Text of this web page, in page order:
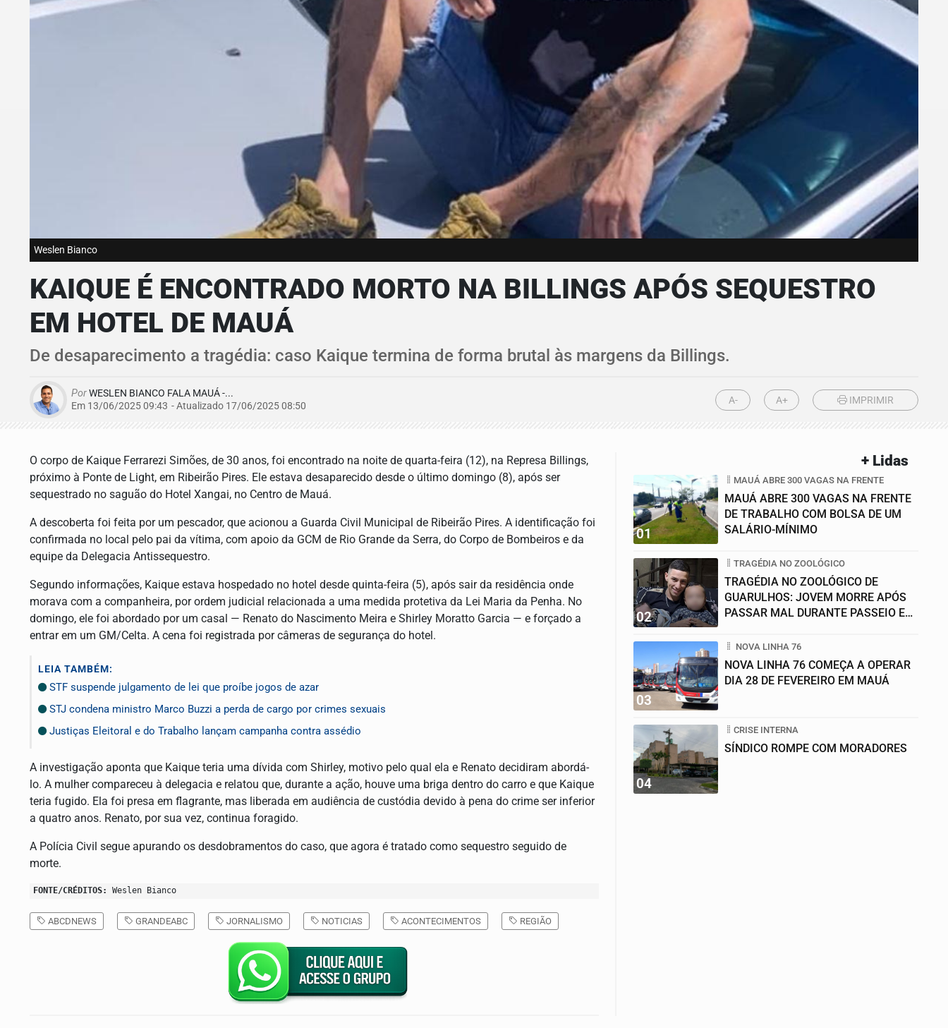
Weslen Bianco
KAIQUE É ENCONTRADO MORTO NA BILLINGS APÓS SEQUESTRO
EM HOTEL DE MAUÁ
De desaparecimento a tragédia: caso Kaique termina de forma brutal às margens da Billings.
PorWESLEN BIANCO FALA MAUÁ -...
Em 13/06/2025 09:43 - Atualizado 17/06/2025 08:50 A- A+ IMPRIMIR
O corpo de Kaique Ferrarezi Simões, de 30 anos, foi encontrado na noite de quarta-feira (12), na Represa Billings,
próximo à Ponte de Light, em Ribeirão Pires. Ele estava desaparecido desde o último domingo (8), após ser
sequestrado no saguão do Hotel Xangai, no Centro de Mauá.
A descoberta foi feita por um pescador, que acionou a Guarda Civil Municipal de Ribeirão Pires. A identificação foi
confirmada no local pelo pai da vítima, com apoio da GCM de Rio Grande da Serra, do Corpo de Bombeiros e da
equipe da Delegacia Antissequestro.
Segundo informações, Kaique estava hospedado no hotel desde quinta-feira (5), após sair da residência onde
morava com a companheira, por ordem judicial relacionada a uma medida protetiva da Lei Maria da Penha. No
domingo, ele foi abordado por um casal — Renato do Nascimento Meira e Shirley Moratto Garcia — e forçado a
entrar em um GM/Celta. A cena foi registrada por câmeras de segurança do hotel.
LEIA TAMBÉM:
STF suspende julgamento de lei que proíbe jogos de azar
STJ condena ministro Marco Buzzi a perda de cargo por crimes sexuais
Justiças Eleitoral e do Trabalho lançam campanha contra assédio
A investigação aponta que Kaique teria uma dívida com Shirley, motivo pelo qual ela e Renato decidiram abordá-
lo. A mulher compareceu à delegacia e relatou que, durante a ação, houve uma briga dentro do carro e que Kaique
teria fugido. Ela foi presa em flagrante, mas liberada em audiência de custódia devido à pena do crime ser inferior
a quatro anos. Renato, por sua vez, continua foragido.
A Polícia Civil segue apurando os desdobramentos do caso, que agora é tratado como sequestro seguido de
morte.
FONTE/CRÉDITOS: Weslen Bianco
ABCDNEWS GRANDEABC JORNALISMO NOTICIAS ACONTECIMENTOS REGIÃO
+ Lidas
01
MAUÁ ABRE 300 VAGAS NA FRENTE
MAUÁ ABRE 300 VAGAS NA FRENTE
DE TRABALHO COM BOLSA DE UM
SALÁRIO-MÍNIMO
02
TRAGÉDIA NO ZOOLÓGICO
TRAGÉDIA NO ZOOLÓGICO DE
GUARULHOS: JOVEM MORRE APÓS
PASSAR MAL DURANTE PASSEIO EM
03
NOVA LINHA 76
NOVA LINHA 76 COMEÇA A OPERAR
DIA 28 DE FEVEREIRO EM MAUÁ
04
CRISE INTERNA
SÍNDICO ROMPE COM MORADORES